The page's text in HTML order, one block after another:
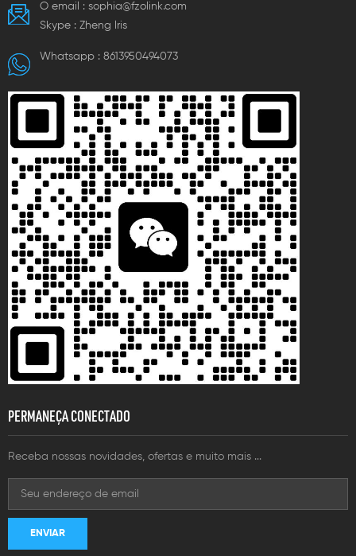
O email : sophia@fzolink.com
Skype : Zheng lris
Whatsapp : 8613950494073
PERMANEÇA CONECTADO
Receba nossas novidades, ofertas e muito mais ...